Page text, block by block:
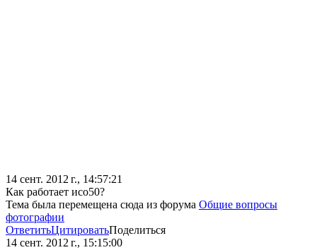
14 сент. 2012 г., 14:57:21
Как работает исо50?
Тема была перемещена сюда из форума Общие вопросы
фотографии
ОтветитьЦитироватьПоделиться
14 сент. 2012 г., 15:15:00